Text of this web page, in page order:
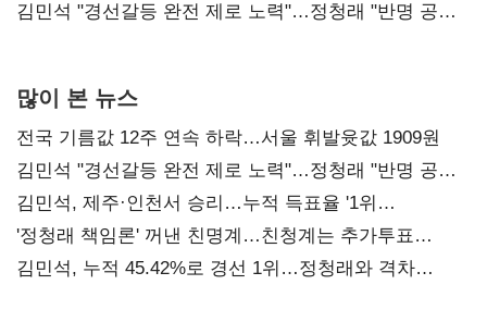
다툼 격화
김민석 "경선갈등 완전 제로 노력"…정청래 "반명 공세
많이 본 뉴스
전국 기름값 12주 연속 하락…서울 휘발윳값 1909원
김민석 "경선갈등 완전 제로 노력"…정청래 "반명 공세
사과부터"
김민석, 제주·인천서 승리…누적 득표율 '1위
탈환'(종합)
'정청래 책임론' 꺼낸 친명계…친청계는 추가투표
때리기
김민석, 누적 45.42%로 경선 1위…정청래와 격차